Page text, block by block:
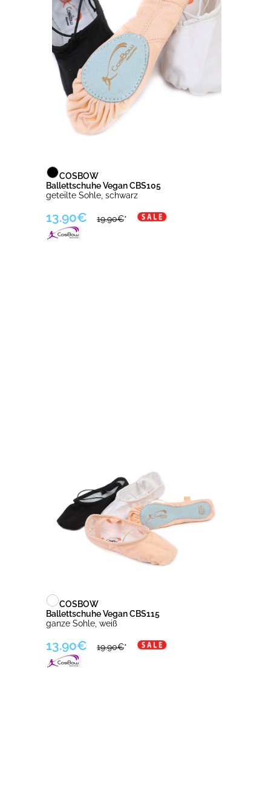
COSBOW
Ballettschuhe Vegan CBS105
geteilte Sohle, schwarz
13.90€ 19.90€*
COSBOW
Ballettschuhe Vegan CBS115
ganze Sohle, weiß
13.90€ 19.90€*